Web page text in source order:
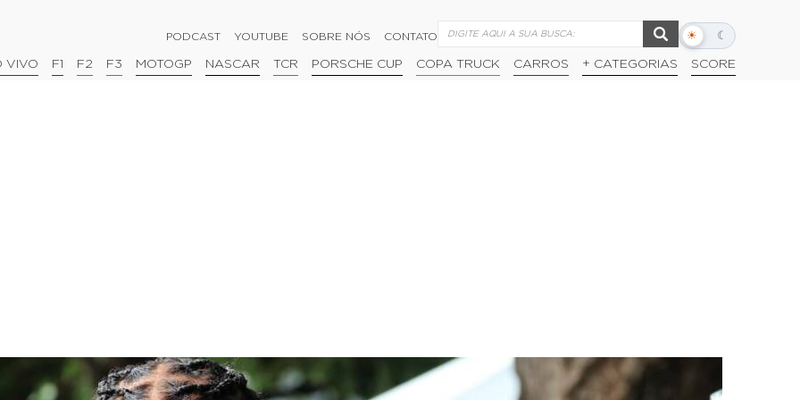
PODCAST YOUTUBE SOBRE NÓS CONTATO ☀ ☾
Alternar
escuro
VIVO F1 F2 F3 MOTOGP NASCAR TCR PORSCHE CUP COPA TRUCK CARROS + CATEGORIAS SCORE